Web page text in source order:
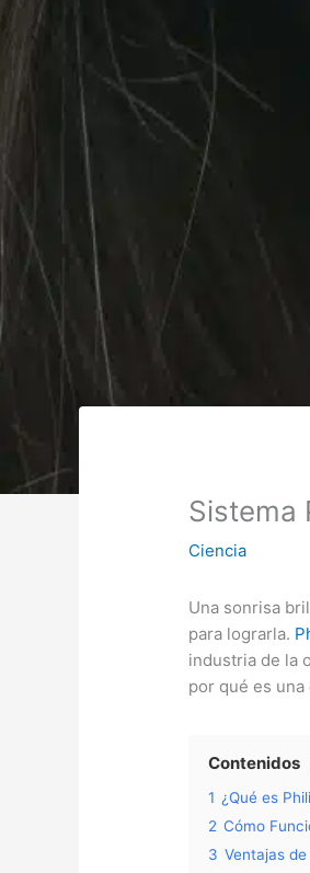
Sistema
Ciencia
Una sonrisa
para lograrla.
industria de la
por qué es
Contenidos
1 ¿Qué es
2 Cómo
3 Ventajas